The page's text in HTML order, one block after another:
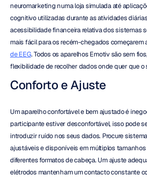
neuromarketing numa loja simulada até
cognitivo utilizadas durante as atividades
acessibilidade financeira relativa dos sistemas
mais fácil para os recém-chegados começarem
de EEG. Todos os aparelhos Emotiv são sem
flexibilidade de recolher dados onde quer que o
Conforto e Ajuste
Um aparelho confortável e bem ajustado é
participante estiver desconfortável, isso pode
introduzir ruído nos seus dados. Procure
ajustáveis e disponíveis em múltiplos
diferentes formatos de cabeça. Um ajuste
elétrodos mantenham um contacto constante